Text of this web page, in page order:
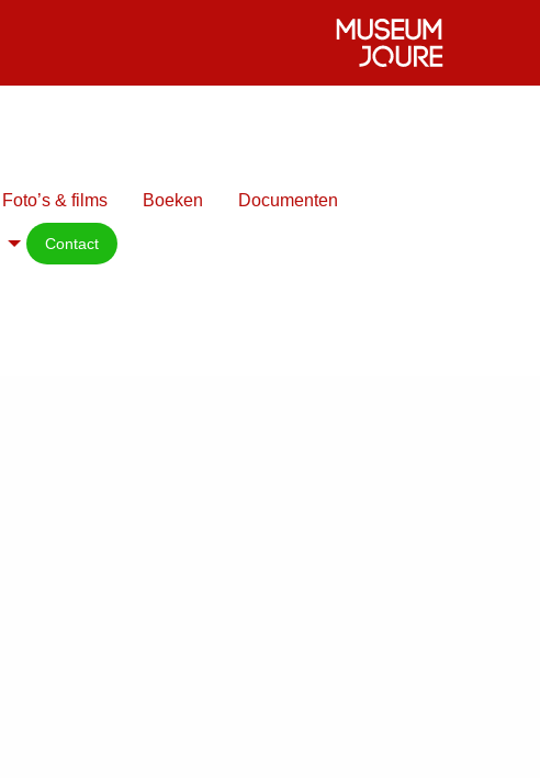
Foto’s & films Boeken Documenten
Contact